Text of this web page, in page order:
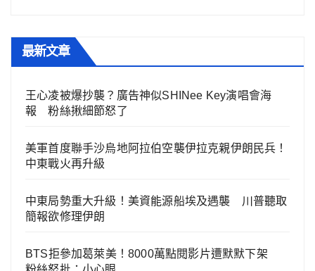
最新文章
王心凌被爆抄襲？廣告神似SHINee Key演唱會海
報 粉絲揪細節怒了
美軍首度聯手沙烏地阿拉伯空襲伊拉克親伊朗民兵！
中東戰火再升級
中東局勢重大升級！美資能源船埃及遇襲 川普聽取
簡報欲修理伊朗
BTS拒參加葛萊美！8000萬點閱影片遭默默下架